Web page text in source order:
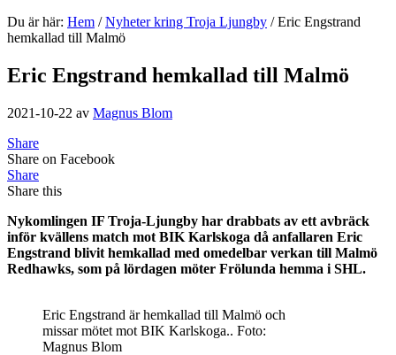
Du är här: Hem / Nyheter kring Troja Ljungby /Eric Engstrand
hemkallad till Malmö
Eric Engstrand hemkallad till Malmö
2021-10-22 av Magnus Blom
Share
Share on Facebook
Share
Share this
Nykomlingen IF Troja-Ljungby har drabbats av ett avbräck
inför kvällens match mot BIK Karlskoga då anfallaren Eric
Engstrand blivit hemkallad med omedelbar verkan till Malmö
Redhawks, som på lördagen möter Frölunda hemma i SHL.
Eric Engstrand är hemkallad till Malmö och
missar mötet mot BIK Karlskoga.. Foto:
Magnus Blom